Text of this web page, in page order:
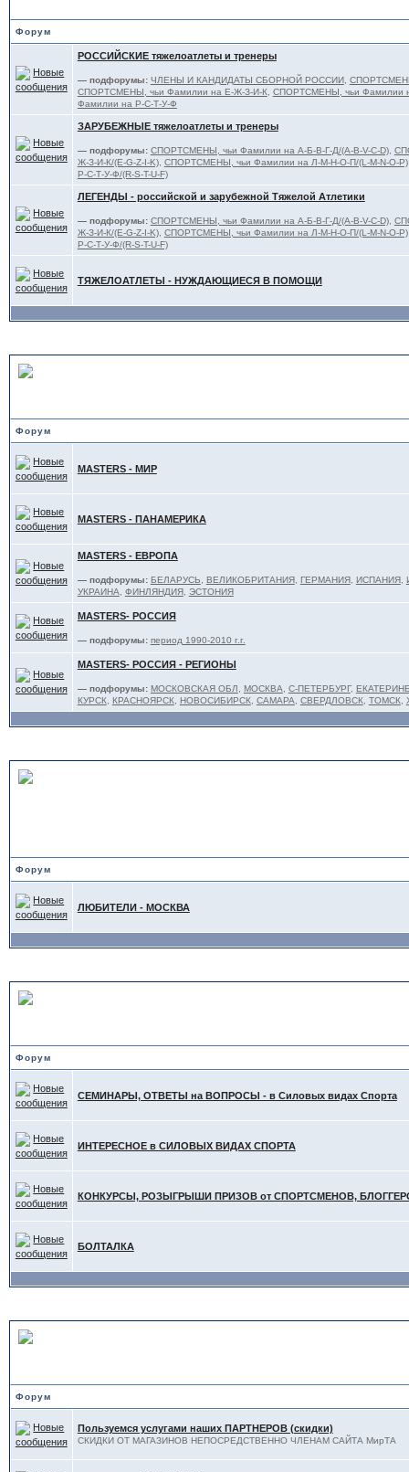
Форум
РОССИЙСКИЕ тяжелоатлеты и тренеры
— подфорумы: ЧЛЕНЫ И КАНДИДАТЫ СБОРНОЙ РОССИИ,
СПОРТСМЕНЫ, чьи Фамилии на Е-Ж-З-И-К, СПОРТСМЕНЫ, чьи Фамилии
Фамилии на Р-С-Т-У-Ф
ЗАРУБЕЖНЫЕ тяжелоатлеты и тренеры
— подфорумы: СПОРТСМЕНЫ, чьи Фамилии на А-Б-В-Г-Д/(A-B-V-C-D),
Ж-З-И-К/(E-G-Z-I-K), СПОРТСМЕНЫ, чьи Фамилии на Л-М-Н-О-П/(L-M-N-O-P)
Р-С-Т-У-Ф/(R-S-T-U-F)
ЛЕГЕНДЫ - российской и зарубежной Тяжелой Атлетики
— подфорумы: СПОРТСМЕНЫ, чьи Фамилии на А-Б-В-Г-Д/(A-B-V-C-D),
Ж-З-И-К/(E-G-Z-I-K), СПОРТСМЕНЫ, чьи Фамилии на Л-М-Н-О-П/(L-M-N-O-P)
Р-С-Т-У-Ф/(R-S-T-U-F)
ТЯЖЕЛОАТЛЕТЫ - НУЖДАЮЩИЕСЯ В ПОМОЩИ
Форум
MASTERS - МИР
MASTERS - ПАНАМЕРИКА
MASTERS - ЕВРОПА
— подфорумы: БЕЛАРУСЬ ВЕЛИКОБРИТАНИЯ, ГЕРМАНИЯ, ИСПАНИЯ,
УКРАИНА
ФИНЛЯНДИЯ, ЭСТОНИЯ
MASTERS- РОССИЯ
— подфорумы: период 1990-2010 г.г.
MASTERS- РОССИЯ - РЕГИОНЫ
— подфорумы: МОСКОВСКАЯ ОБЛ МОСКВА С-ПЕТЕРБУРГ,
КУРСК, КРАСНОЯРСК, НОВОСИБИРСК, САМАРА СВЕРДЛОВСК, ТОМСК,
Форум
ЛЮБИТЕЛИ - МОСКВА
Форум
СЕМИНАРЫ, ОТВЕТЫ на ВОПРОСЫ - в Силовых видах Спорта
ИНТЕРЕСНОЕ в СИЛОВЫХ ВИДАХ СПОРТА
КОНКУРСЫ, РОЗЫГРЫШИ ПРИЗОВ от СПОРТСМЕНОВ,
БОЛТАЛКА
Форум
Пользуемся услугами наших ПАРТНЕРОВ (скидки)
СКИДКИ ОТ МАГАЗИНОВ НЕПОСРЕДСТВЕННО ЧЛЕНАМ САЙТА МирТА